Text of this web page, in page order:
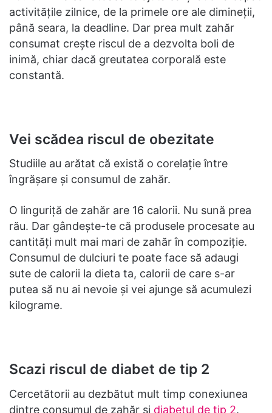
activitățile zilnice, de la primele ore ale dimineții,
până seara, la deadline. Dar prea mult zahăr
consumat crește riscul de a dezvolta boli de
inimă, chiar dacă greutatea corporală este
constantă.
Vei scădea riscul de obezitate
Studiile au arătat că există o corelație între
îngrășare și consumul de zahăr.
O linguriță de zahăr are 16 calorii. Nu sună prea
rău. Dar gândește-te că produsele procesate au
cantități mult mai mari de zahăr în compoziție.
Consumul de dulciuri te poate face să adaugi
sute de calorii la dieta ta, calorii de care s-ar
putea să nu ai nevoie și vei ajunge să acumulezi
kilograme.
Scazi riscul de diabet de tip 2
Cercetătorii au dezbătut mult timp conexiunea
dintre consumul de zahăr și diabetul de tip 2.